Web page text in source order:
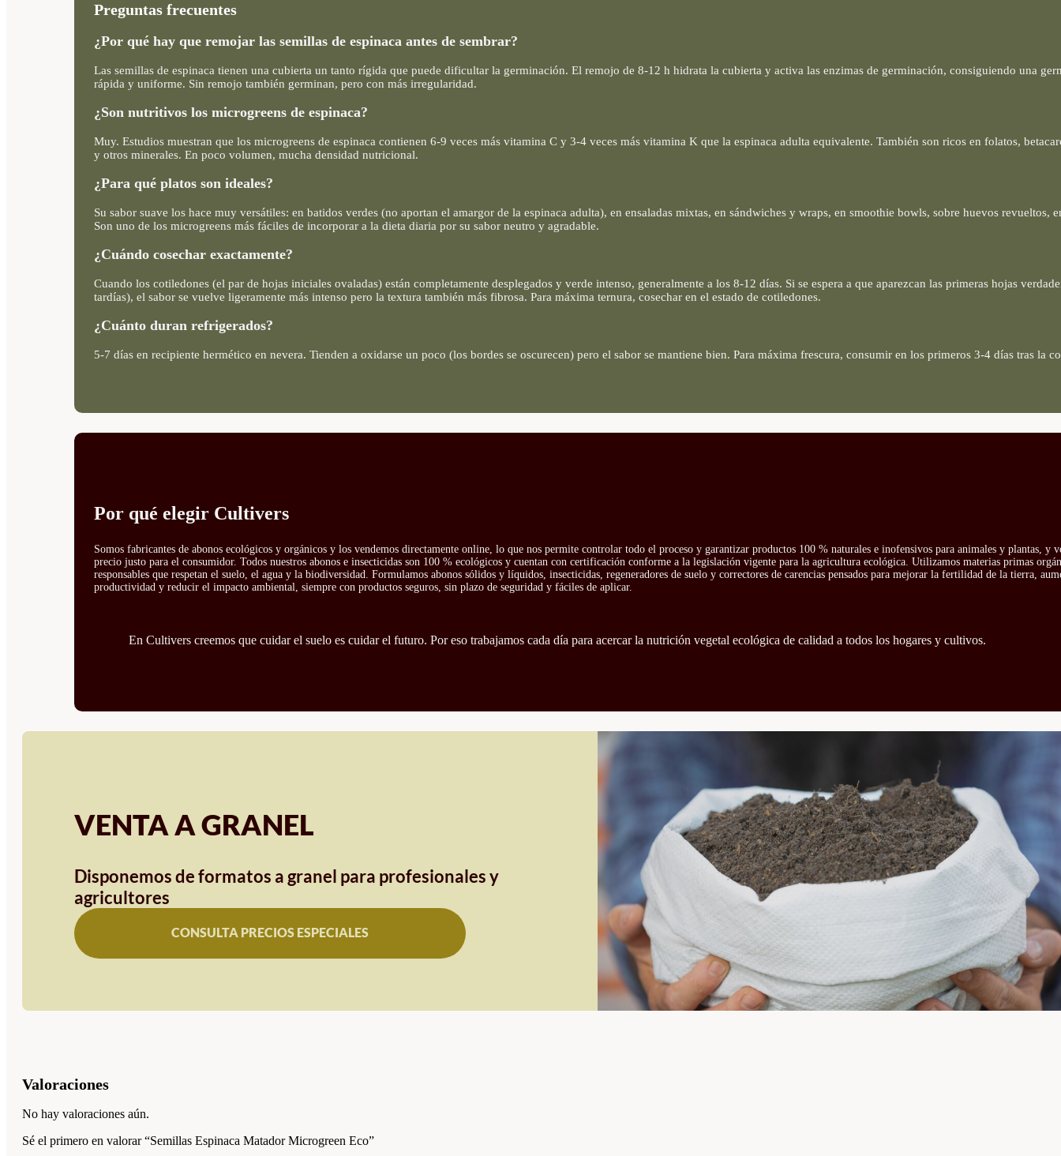
Preguntas frecuentes
¿Por qué hay que remojar las semillas de espinaca antes de sembrar?
Las semillas de espinaca tienen una cubierta un tanto rígida que puede dificultar la germinación. El remojo de 8-12 h hidrata la cubierta y activa las enzimas de germinación, consiguiendo una
rápida y uniforme. Sin remojo también germinan, pero con más irregularidad.
¿Son nutritivos los microgreens de espinaca?
Muy. Estudios muestran que los microgreens de espinaca contienen 6-9 veces más vitamina C y 3-4 veces más vitamina K que la espinaca adulta equivalente. También son ricos en folatos,
y otros minerales. En poco volumen, mucha densidad nutricional.
¿Para qué platos son ideales?
Su sabor suave los hace muy versátiles: en batidos verdes (no aportan el amargor de la espinaca adulta), en ensaladas mixtas, en sándwiches y wraps, en smoothie bowls, sobre huevos revueltos,
Son uno de los microgreens más fáciles de incorporar a la dieta diaria por su sabor neutro y agradable.
¿Cuándo cosechar exactamente?
Cuando los cotiledones (el par de hojas iniciales ovaladas) están completamente desplegados y verde intenso, generalmente a los 8-12 días. Si se espera a que aparezcan las primeras hojas
tardías), el sabor se vuelve ligeramente más intenso pero la textura también más fibrosa. Para máxima ternura, cosechar en el estado de cotiledones.
¿Cuánto duran refrigerados?
5-7 días en recipiente hermético en nevera. Tienden a oxidarse un poco (los bordes se oscurecen) pero el sabor se mantiene bien. Para máxima frescura, consumir en los primeros 3-4 días tras la
Por qué elegir Cultivers
Somos fabricantes de abonos ecológicos y orgánicos y los vendemos directamente online, lo que nos permite controlar todo el proceso y garantizar productos 100 % naturales e inofensivos para animales y plantas, y
precio justo para el consumidor. Todos nuestros abonos e insecticidas son 100 % ecológicos y cuentan con certificación conforme a la legislación vigente para la agricultura ecológica. Utilizamos materias primas
responsables que respetan el suelo, el agua y la biodiversidad. Formulamos abonos sólidos y líquidos, insecticidas, regeneradores de suelo y correctores de carencias pensados para mejorar la fertilidad de la tierra,
productividad y reducir el impacto ambiental, siempre con productos seguros, sin plazo de seguridad y fáciles de aplicar.
En Cultivers creemos que cuidar el suelo es cuidar el futuro. Por eso trabajamos cada día para acercar la nutrición vegetal ecológica de calidad a todos los hogares y cultivos.
VENTA A GRANEL
Disponemos de formatos a granel para profesionales y
agricultores
CONSULTA PRECIOS ESPECIALES
Valoraciones
No hay valoraciones aún.
Sé el primero en valorar “Semillas Espinaca Matador Microgreen Eco”